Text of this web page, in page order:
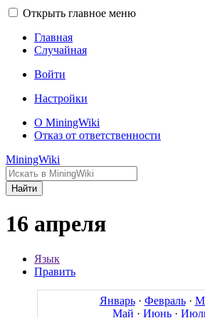
Открыть главное меню
Главная
Случайная
Войти
Настройки
О MiningWiki
Отказ от ответственности
MiningWiki
Найти
16 апреля
Язык
Править
Январь· Февраль·
Май · Июнь ·